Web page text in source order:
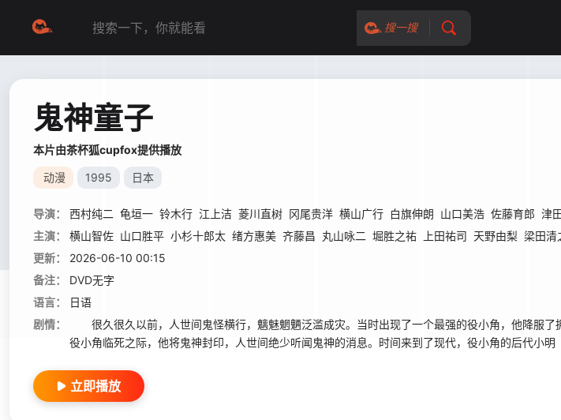
搜一搜
鬼神童子
本片由茶杯狐cupfox提供播放
动漫 1995 日本
导演： 西村纯二 龟垣一 铃木行 江上洁 菱川直树 冈尾贵洋 横山广行 白旗伸朗 山口美浩 佐藤育郎 津
主演：
横山智佐 山口胜平 小杉十郎太 绪方惠美 齐藤昌 丸山咏二 堀胜之祐 上田祐司 天野由梨 梁田清
更新：
2026-06-10 00:15
备注：
DVD无字
语言：
日语
剧情：
很久很久以前，人世间鬼怪横行，魑魅魍魉泛滥成灾。当时出现了一个最强的役小角，他降服了
役小角临死之际，他将鬼神封印，人世间绝少听闻鬼神的消息。时间来到了现代，役小角的后代小明
立即播放